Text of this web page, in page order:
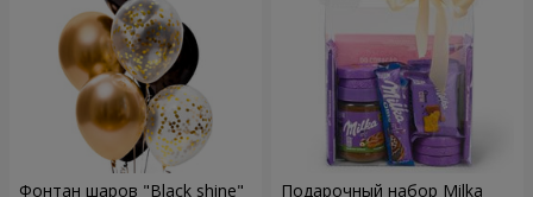
Фонтан шаров "Black shine" Подарочный набор Milka